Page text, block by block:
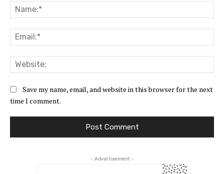
Save my name, email, and website in this browser for the next
time I comment.
- Advertisement -